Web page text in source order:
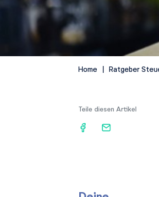
Home Ratgeber
Teile diesen Artikel